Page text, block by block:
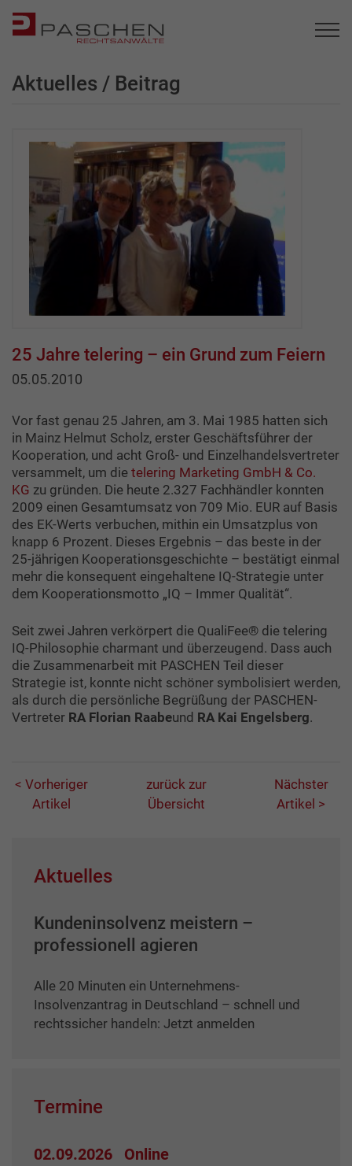
Aktuelles / Beitrag
25 Jahre telering – ein Grund zum Feiern
05.05.2010
Vor fast genau 25 Jahren, am 3. Mai 1985 hatten sich
in Mainz Helmut Scholz, erster Geschäftsführer der
Kooperation, und acht Groß- und Einzelhandelsvertreter
versammelt, um die telering Marketing GmbH & Co.
KG zu gründen. Die heute 2.327 Fachhändler konnten
2009 einen Gesamtumsatz von 709 Mio. EUR auf Basis
des EK-Werts verbuchen, mithin ein Umsatzplus von
knapp 6 Prozent. Dieses Ergebnis – das beste in der
25-jährigen Kooperationsgeschichte – bestätigt einmal
mehr die konsequent eingehaltene IQ-Strategie unter
dem Kooperationsmotto „IQ – Immer Qualität“.
Seit zwei Jahren verkörpert die QualiFee® die telering
IQ-Philosophie charmant und überzeugend. Dass auch
die Zusammenarbeit mit PASCHEN Teil dieser
Strategie ist, konnte nicht schöner symbolisiert werden,
als durch die persönliche Begrüßung der PASCHEN-
Vertreter RA Florian Raabeund RA Kai Engelsberg.
< Vorheriger
Artikel
zurück zur
Übersicht
Nächster
Artikel >
Aktuelles
Kundeninsolvenz meistern –
professionell agieren
Alle 20 Minuten ein Unternehmens-
Insolvenzantrag in Deutschland – schnell und
rechtssicher handeln: Jetzt anmelden
Termine
02.09.2026 Online